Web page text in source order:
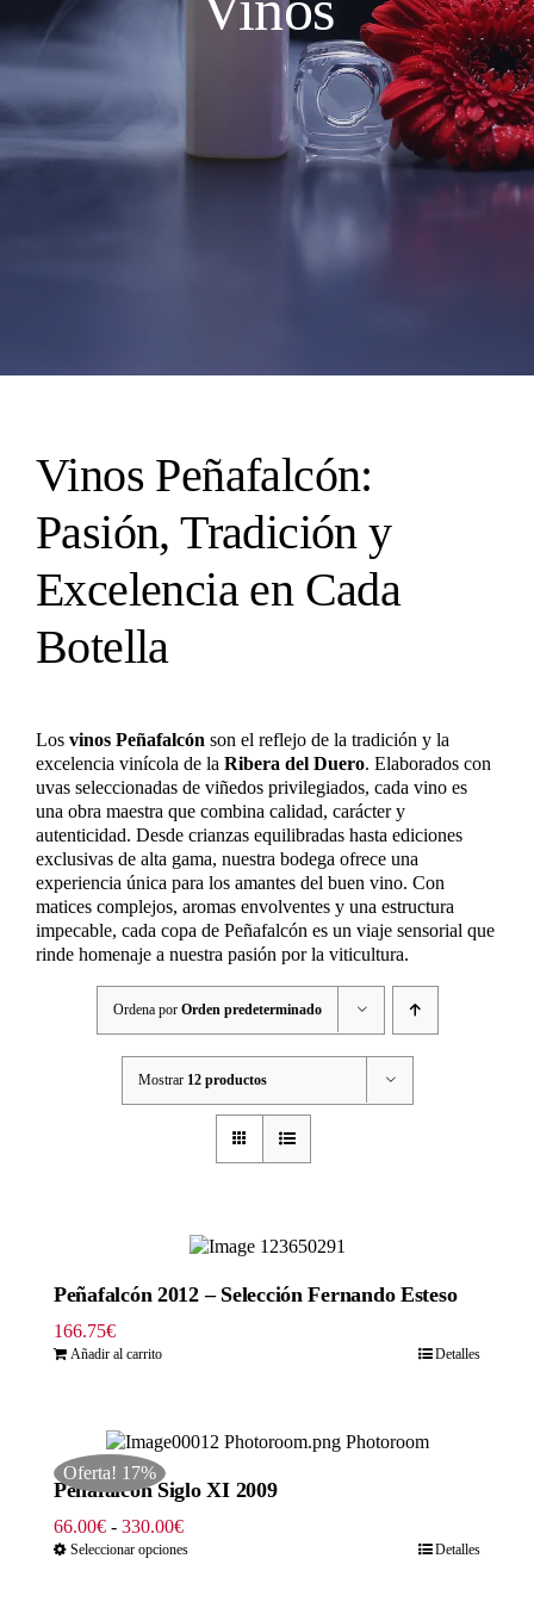
Vinos Peñafalcón:
Pasión, Tradición y
Excelencia en Cada
Botella
Los vinos Peñafalcón son el reflejo de la tradición y la
excelencia vinícola de la Ribera del Duero. Elaborados con
uvas seleccionadas de viñedos privilegiados, cada vino es
una obra maestra que combina calidad, carácter y
autenticidad. Desde crianzas equilibradas hasta ediciones
exclusivas de alta gama, nuestra bodega ofrece una
experiencia única para los amantes del buen vino. Con
matices complejos, aromas envolventes y una estructura
impecable, cada copa de Peñafalcón es un viaje sensorial que
rinde homenaje a nuestra pasión por la viticultura.
Ordena por Orden predeterminado
Mostrar 12 productos
Peñafalcón 2012 – Selección Fernando Esteso
166.75€
Añadir al carrito Detalles
Oferta! 17%
Peñafalcón Siglo XI 2009
66.00€ - 330.00€Rango
de
Seleccionar opciones Detalles